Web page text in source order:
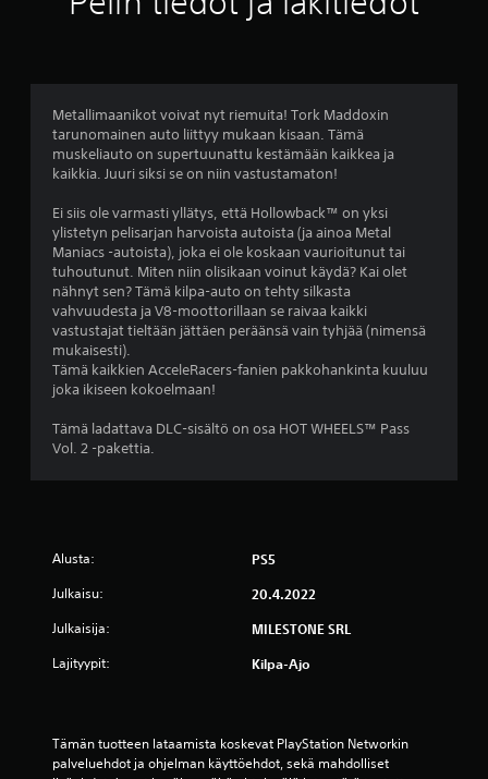
Metallimaanikot voivat nyt riemuita! Tork Maddoxin
tarunomainen auto liittyy mukaan kisaan. Tämä
muskeliauto on supertuunattu kestämään kaikkea ja
kaikkia. Juuri siksi se on niin vastustamaton!
Ei siis ole varmasti yllätys, että Hollowback™ on yksi
ylistetyn pelisarjan harvoista autoista (ja ainoa Metal
Maniacs -autoista), joka ei ole koskaan vaurioitunut tai
tuhoutunut. Miten niin olisikaan voinut käydä? Kai olet
nähnyt sen? Tämä kilpa-auto on tehty silkasta
vahvuudesta ja V8-moottorillaan se raivaa kaikki
vastustajat tieltään jättäen peräänsä vain tyhjää (nimensä
mukaisesti).
Tämä kaikkien AcceleRacers-fanien pakkohankinta kuuluu
joka ikiseen kokoelmaan!
Tämä ladattava DLC-sisältö on osa HOT WHEELS™ Pass
Vol. 2 -pakettia.
Alusta: PS5
Julkaisu: 20.4.2022
Julkaisija: MILESTONE SRL
Lajityypit: Kilpa-Ajo
Tämän tuotteen lataamista koskevat PlayStation Networkin
palveluehdot ja ohjelman käyttöehdot, sekä mahdolliset